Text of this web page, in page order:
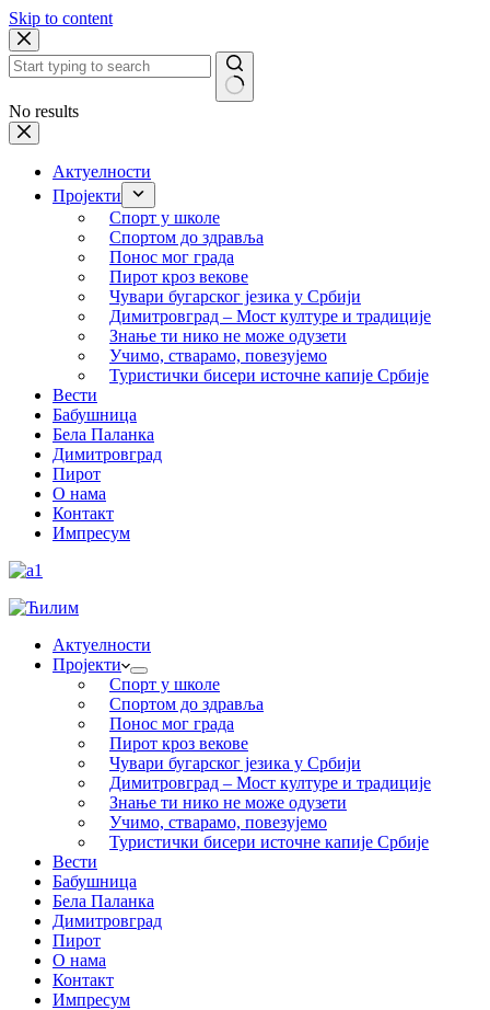
Skip to content
No results
Актуелности
Пројекти
Спорт у школе
Спортом до здравља
Понос мог града
Пирот кроз векове
Чувари бугарског језика у Србији
Димитровград – Мост културе и традиције
Знање ти нико не може одузети
Учимо, стварамо, повезујемо
Туристички бисери источне капије Србије
Вести
Бабушница
Бела Паланка
Димитровград
Пирот
О нама
Контакт
Импресум
Актуелности
Пројекти
Спорт у школе
Спортом до здравља
Понос мог града
Пирот кроз векове
Чувари бугарског језика у Србији
Димитровград – Мост културе и традиције
Знање ти нико не може одузети
Учимо, стварамо, повезујемо
Туристички бисери источне капије Србије
Вести
Бабушница
Бела Паланка
Димитровград
Пирот
О нама
Контакт
Импресум